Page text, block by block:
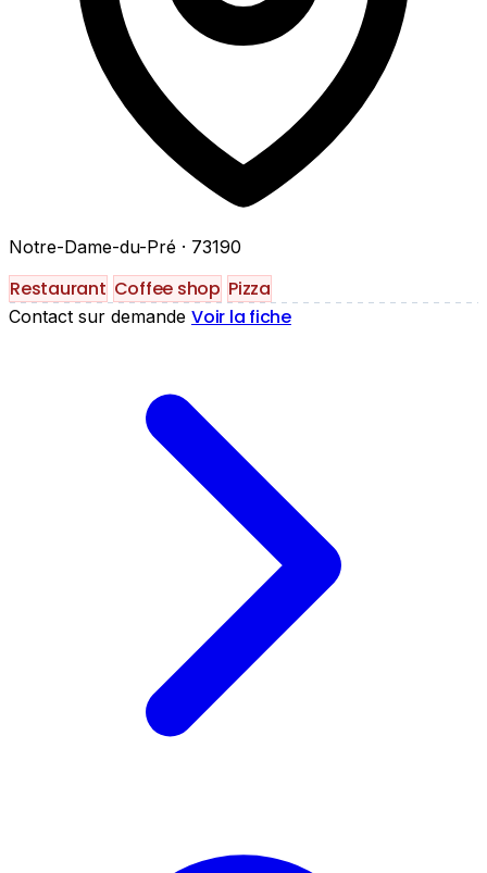
Notre-Dame-du-Pré · 73190
Restaurant Coffee shop Pizza
Contact sur demande Voir la fiche